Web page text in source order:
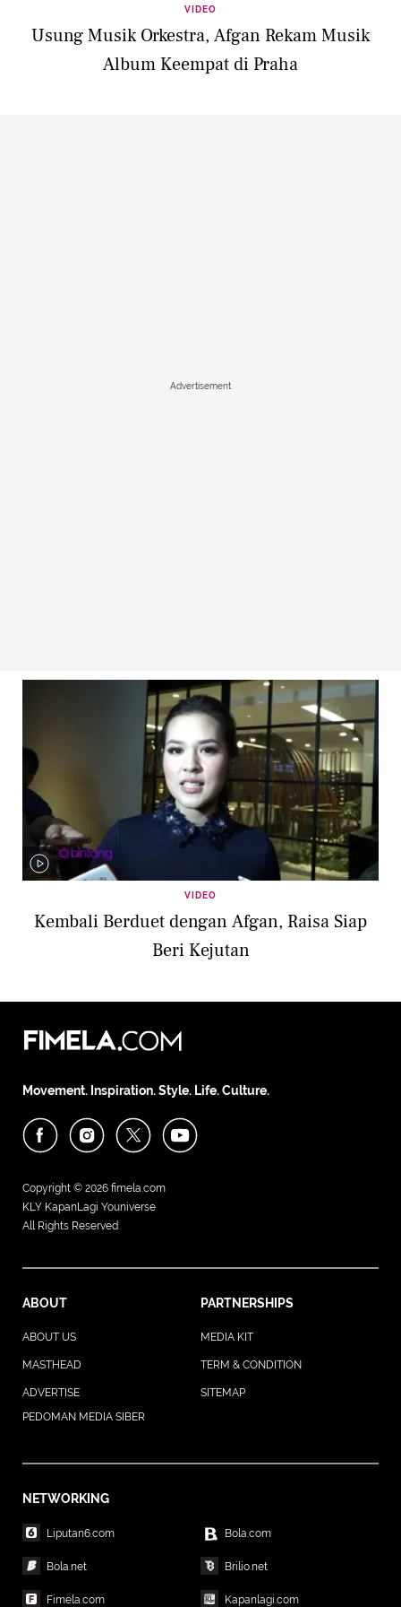
VIDEO
Usung Musik Orkestra, Afgan Rekam Musik
Album Keempat di Praha
Advertisement
VIDEO
Kembali Berduet dengan Afgan, Raisa Siap
Beri Kejutan
Movement. Inspiration. Style. Life. Culture.
Copyright © 2026 fimela.com
KLY KapanLagi Youniverse
All Rights Reserved
ABOUT PARTNERSHIPS
ABOUT US MEDIA KIT
MASTHEAD TERM & CONDITION
ADVERTISE
SITEMAP
PEDOMAN MEDIA SIBER
NETWORKING
Liputan6.com Bola.com
Bola.net Brilio.net
Fimela.com Kapanlagi.com